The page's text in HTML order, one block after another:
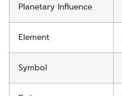
Planetary Influence
Element
Symbol